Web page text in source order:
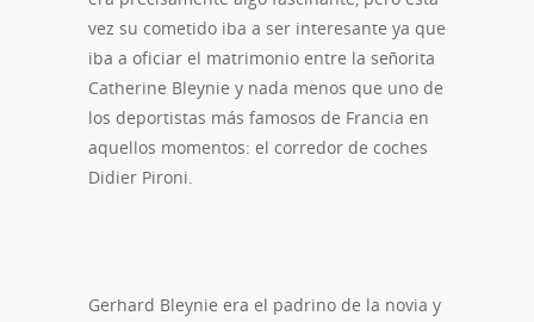
vez su cometido iba a ser interesante ya que
iba a oficiar el matrimonio entre la señorita
Catherine Bleynie y nada menos que uno de
los deportistas más famosos de Francia en
aquellos momentos: el corredor de coches
Didier Pironi.
Gerhard Bleynie era el padrino de la novia y